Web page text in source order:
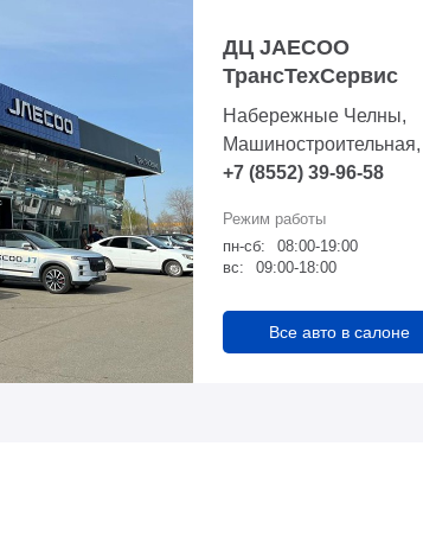
ДЦ JAECOO
ТрансТехСервис
Набережные Челны,
+7 (8552) 39-96-58
пн-сб:
08:00-19:00
вс:
09:00-18:00
Все авто в салоне